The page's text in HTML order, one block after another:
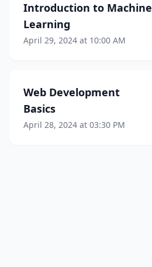
Introduction to Machine
Learning
April 29, 2024 at 10:00 AM
Web Development
Basics
April 28, 2024 at 03:30 PM